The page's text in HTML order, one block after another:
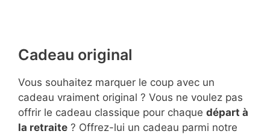
Cadeau original
Vous souhaitez marquer le coup avec un
cadeau vraiment original ? Vous ne voulez pas
offrir le cadeau classique pour chaque départ à
la retraite ? Offrez-lui un cadeau parmi notre